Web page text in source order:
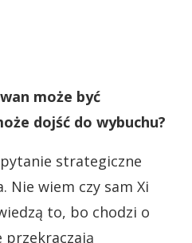
może być
dojść do wybuchu?
strategiczne
Nie wiem czy sam Xi
to, bo chodzi o
przekraczają